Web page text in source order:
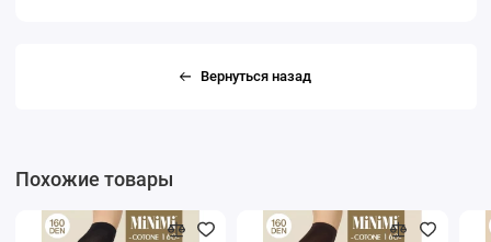
Вернуться назад
Похожие товары